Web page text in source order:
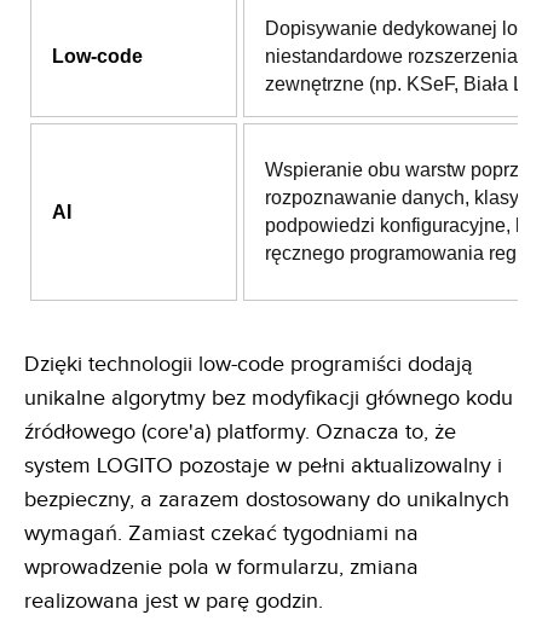
Low-code
Dopisywanie dedykowanej
niestandardowe rozszerzenia i
zewnętrzne (np. KSeF, Biała
AI
Wspieranie obu warstw
rozpoznawanie danych,
podpowiedzi konfiguracyjne,
ręcznego programowania reguł.
Dzięki technologii low-code programiści dodają
unikalne algorytmy bez modyfikacji głównego kodu
źródłowego (core'a) platformy. Oznacza to, że
system LOGITO pozostaje w pełni aktualizowalny i
bezpieczny, a zarazem dostosowany do unikalnych
wymagań. Zamiast czekać tygodniami na
wprowadzenie pola w formularzu, zmiana
realizowana jest w parę godzin.